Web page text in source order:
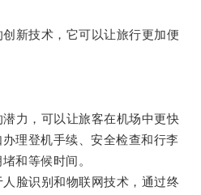
技术，它可以让旅行更加便
力，可以让旅客在机场中更快
理登机手续、安全检查和行李
和等候时间。
脸识别和物联网技术，通过终